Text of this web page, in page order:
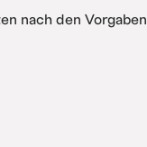
nach den